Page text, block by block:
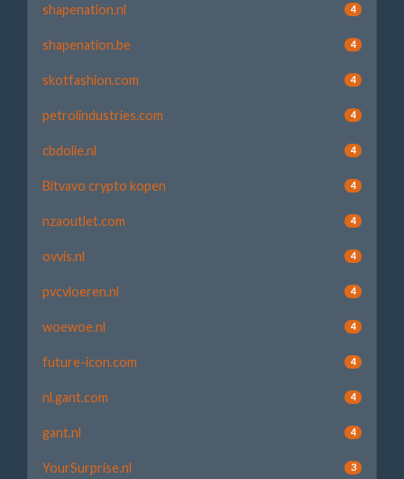
shapenation.nl 4
shapenation.be 4
skotfashion.com 4
petrolindustries.com 4
cbdolie.nl 4
Bitvavo crypto kopen 4
nzaoutlet.com 4
ovvis.nl 4
pvcvloeren.nl 4
woewoe.nl 4
future-icon.com 4
nl.gant.com 4
gant.nl 4
YourSurprise.nl 3